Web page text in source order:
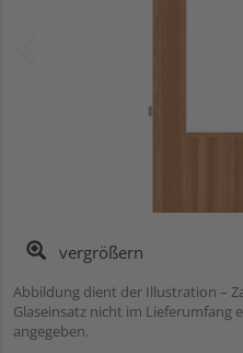
vergrößern
Abbildung dient der Illustration –
Glaseinsatz nicht im Lieferumfang
angegeben.